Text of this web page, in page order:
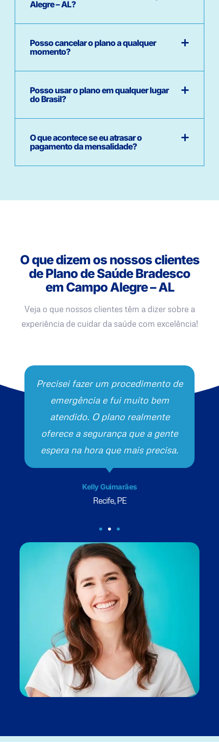
Alegre – AL?
Posso cancelar o plano a qualquer
momento?
Posso usar o plano em qualquer lugar
do Brasil?
O que acontece se eu atrasar o
pagamento da mensalidade?
O que dizem os nossos clientes
de Plano de Saúde Bradesco
em Campo Alegre – AL
Veja o que nossos clientes têm a dizer sobre a
experiência de cuidar da saúde com excelência!
Precisei fazer um procedimento de
emergência e fui muito bem
atendido. O plano realmente
oferece a segurança que a gente
espera na hora que mais precisa.
Kelly Guimarães
Recife, PE